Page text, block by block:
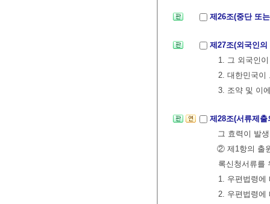
제26조(중단 또
제27조(외국인
1. 그 외국인
2. 대한민국이
3. 조약 및 이
제28조(서류제
그 효력이 발
② 제1항의 출
록신청서류를
1. 우편법령에
2. 우편법령에